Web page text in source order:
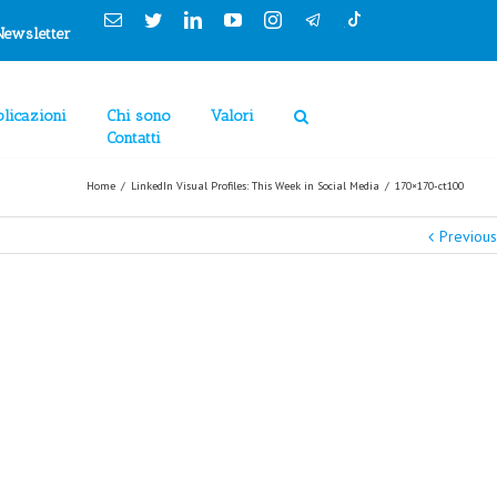
EmailTwitterLinkedinYouTubeInstagram
Chi sono
Contatti
Valori
Home / LinkedIn Visual Profiles: This Week in Social Media / 170×170-ct100
Previous
Cookies Policy